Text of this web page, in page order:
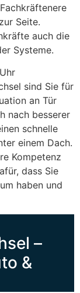
Seite.
auch die
Systeme.
sind Sie für
an Tür
nach besserer
schnelle
einem Dach.
Kompetenz
dass Sie
haben und
–
&